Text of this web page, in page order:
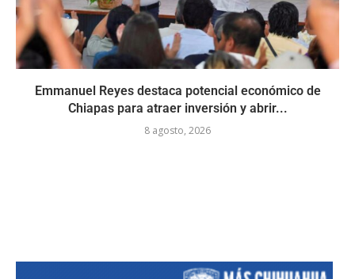
Emmanuel Reyes destaca potencial económico de
Chiapas para atraer inversión y abrir...
8 agosto, 2026